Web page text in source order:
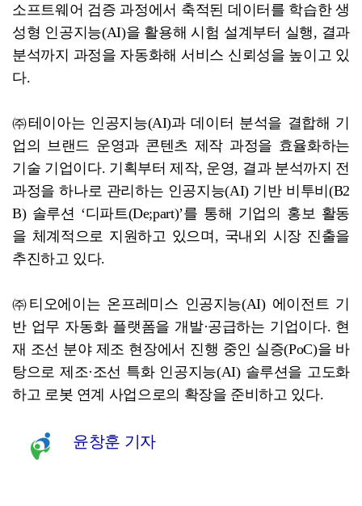
소프트웨어 검증 과정에서 축적된 데이터를 학습한 생
성형 인공지능(AI)을 활용해 시험 설계부터 실행, 결과
분석까지 과정을 자동화해 서비스 신뢰성을 높이고 있
다.
㈜테이아는 인공지능(AI)과 데이터 분석을 결합해 기
업의 브랜드 운영과 콘텐츠 제작 과정을 효율화하는
기술 기업이다. 기획부터 제작, 운영, 결과 분석까지 전
과정을 하나로 관리하는 인공지능(AI) 기반 비투비(B2
B) 솔루션 ‘디파트(De;part)’를 통해 기업의 홍보 활동
을 체계적으로 지원하고 있으며, 국내외 시장 진출을
추진하고 있다.
㈜티오에이는 온프레미스 인공지능(AI) 에이전트 기
반 업무 자동화 플랫폼을 개발·공급하는 기업이다. 현
재 조선 분야 제조 현장에서 진행 중인 실증(PoC)을 바
탕으로 제조·조선 특화 인공지능(AI) 솔루션을 고도화
하고 로봇 연계 사업으로의 확장을 준비하고 있다.
윤창훈 기자